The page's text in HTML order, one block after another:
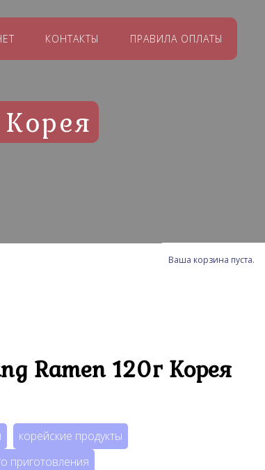
КОНТАКТЫ ПРАВИЛА ОПЛАТЫ
Ваша корзина пуста.
Ramen 120г Корея
корейские продукты
приготовления